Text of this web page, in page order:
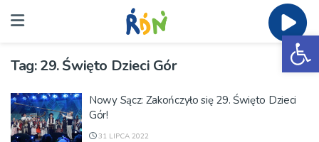
Tag:29. Święto Dzieci Gór
Nowy Sącz: Zakończyło się 29. Święto Dzieci
Gór!
31 LIPCA 2022